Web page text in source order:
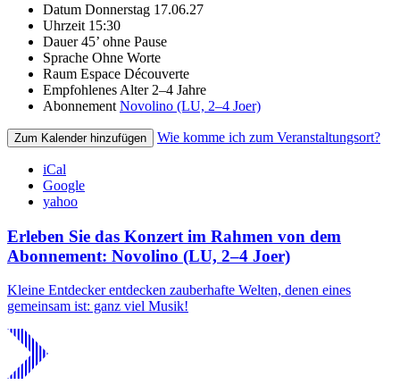
Datum Donnerstag 17.06.27
Uhrzeit 15:30
Dauer 45’ ohne Pause
Sprache Ohne Worte
Raum Espace Découverte
Empfohlenes Alter 2–4 Jahre
Abonnement Novolino (LU, 2–4 Joer)
Zum Kalender hinzufügen Wie komme ich zum Veranstaltungsort?
iCal
Google
yahoo
Erleben Sie das Konzert im Rahmen von dem
Abonnement: Novolino (LU, 2–4 Joer)
Kleine Entdecker entdecken zauberhafte Welten, denen eines
gemeinsam ist: ganz viel Musik!